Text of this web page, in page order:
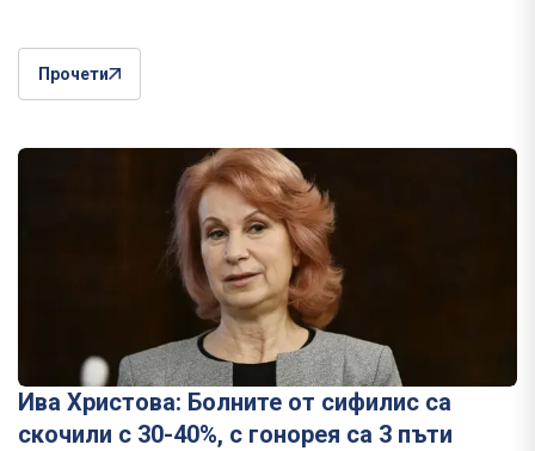
Прочети
Ива Христова: Болните от сифилис са
скочили с 30-40%, с гонорея са 3 пъти